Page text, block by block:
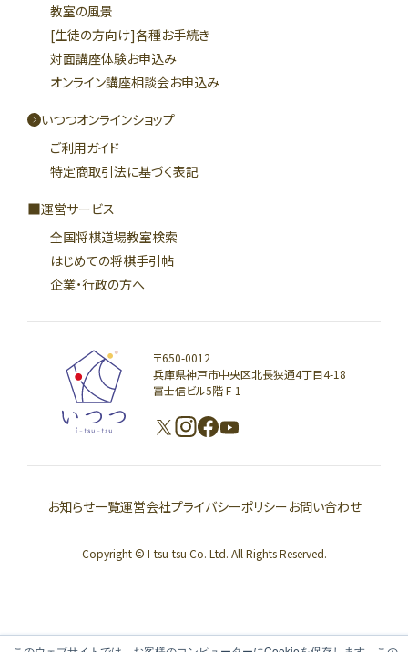
〒650-0012
兵庫県神戸市中央区北長狭通4丁目4-18
富士信ビル5階 F-1
教室の風景
[生徒の方向け]各種お手続き
対面講座体験お申込み
オンライン講座相談会お申込み
いつつオンラインショップ
ご利用ガイド
特定商取引法に基づく表記
運営サービス
全国将棋道場教室検索
はじめての将棋手引帖
企業・行政の方へ
お知らせ一覧運営会社プライバシーポリシーお問い合わせ
Copyright © I-tsu-tsu Co. Ltd. All Rights Reserved.